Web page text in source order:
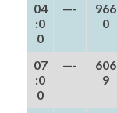
04
:0
0
—-
966
0
07
:0
0
—-
606
9